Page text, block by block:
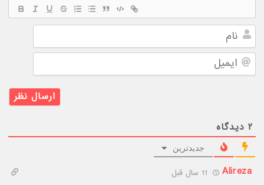
نام
ایمیل
۲ دیدگاه
جدیدترین
Alireza